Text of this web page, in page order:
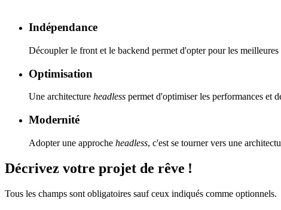
Indépendance
Découpler le front et le backend permet d'opter pour les
Optimisation
Une architecture headless permet d'optimiser les performances et
Modernité
Adopter une approche headless, c'est se tourner vers une
Décrivez votre projet de rêve !
Tous les champs sont obligatoires sauf ceux indiqués comme optionnels.